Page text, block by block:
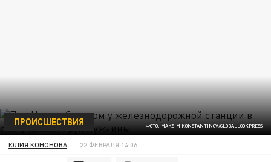
ФОТО: MAKSIM KONSTANTINOV/GLOBALLOOKPRESS
ПРОИСШЕСТВИЯ
ЮЛИЯ КОНОНОВА 22 ФЕВРАЛЯ 14:06